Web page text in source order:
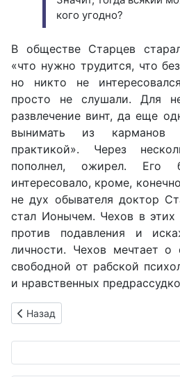
кого угодно?
В обществе Старцев
«что нужно трудится, что
но никто не
просто не слушали. Для
развлечение винт, да еще
вынимать из карманов
практикой». Через
пополнел, ожирел. Его
интересовало, кроме,
не дух обывателя доктор
стал Ионычем. Чехов в этих
против подавления и
личности. Чехов мечтает о
свободной от рабской
и нравственных
Предыдущий: Художественные
Назад